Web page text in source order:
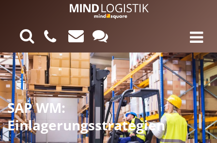
SAP WM:
Einlagerungsstrategien